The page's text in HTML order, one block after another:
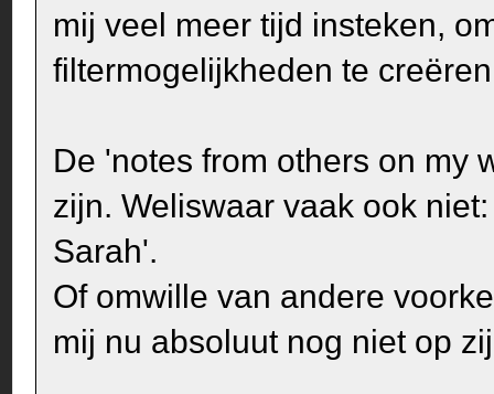
mij veel meer tijd insteken,
filtermogelijkheden te
De 'notes from others on my
zijn. Weliswaar vaak ook
Sarah'.
Of omwille van andere
mij nu absoluut nog niet op